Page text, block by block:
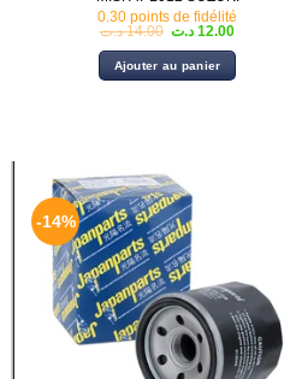
0.30 points de fidélité
14.00 د.ت
Le
initial
était :
12.00 د.ت
Le
actuel
est :
Ajouter au panier
-14%